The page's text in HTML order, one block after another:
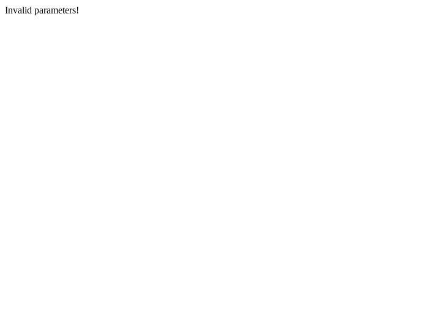
Invalid parameters!